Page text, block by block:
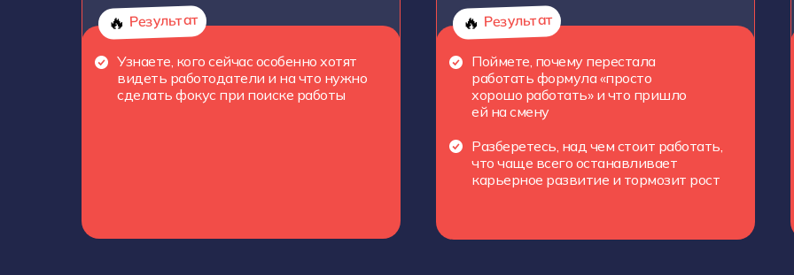
Узнаете, кого сейчас особенно хотят
видеть работодатели и на что нужно
сделать фокус при поиске работы
Результат
🔥
Поймете, почему перестала
работать формула «просто
хорошо работать» и что пришло
ей на смену
Разберетесь, над чем стоит работать,
что чаще всего останавливает
карьерное развитие и тормозит рост
Результат
🔥